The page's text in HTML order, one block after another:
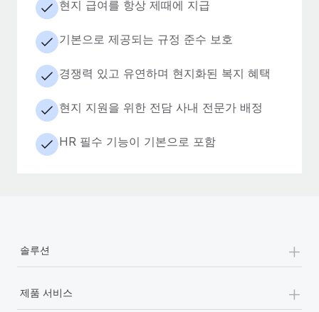
현지 급여를 항상 제때에 지급
기본으로 제공되는 규정 준수 보호
경쟁력 있고 유연하며 현지화된 복지 혜택
현지 지원을 위한 전담 사내 전문가 배정
HR 필수 기능이 기본으로 포함
솔루션 +
제품 서비스 +